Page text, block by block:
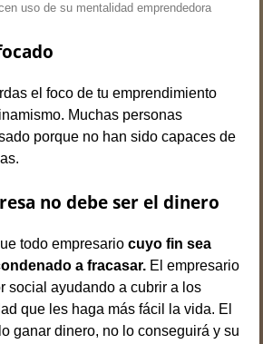
uso de su mentalidad emprendedora
el foco de tu emprendimiento
Muchas personas
porque no han sido capaces de
no debe ser el dinero
todo empresario cuyo fin sea
a fracasar. El empresario
social ayudando a cubrir a los
que les haga más fácil la vida. El
ganar dinero, no lo conseguirá y su